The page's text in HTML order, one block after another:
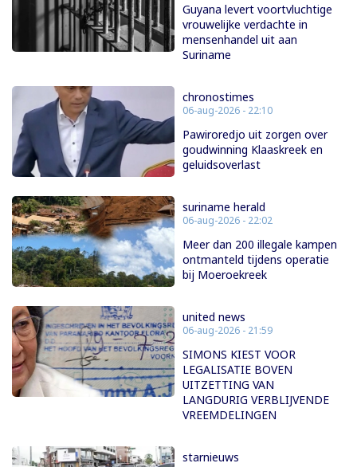
Guyana levert voortvluchtige
vrouwelijke verdachte in
mensenhandel uit aan
Suriname
chronostimes
06-aug-2026 - 22:10
Pawiroredjo uit zorgen over
goudwinning Klaaskreek en
geluidsoverlast
suriname herald
06-aug-2026 - 22:02
Meer dan 200 illegale kampen
ontmanteld tijdens operatie
bij Moeroekreek
united news
06-aug-2026 - 21:59
SIMONS KIEST VOOR
LEGALISATIE BOVEN
UITZETTING VAN
LANGDURIG VERBLIJVENDE
VREEMDELINGEN
starnieuws